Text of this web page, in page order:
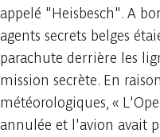
appelé "Heisbesch". A
agents secrets belges
parachute derrière les
mission secrète. En
météorologiques, «
annulée et l'avion avait